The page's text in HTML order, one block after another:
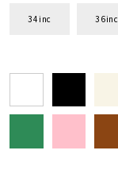
34inc 36inc